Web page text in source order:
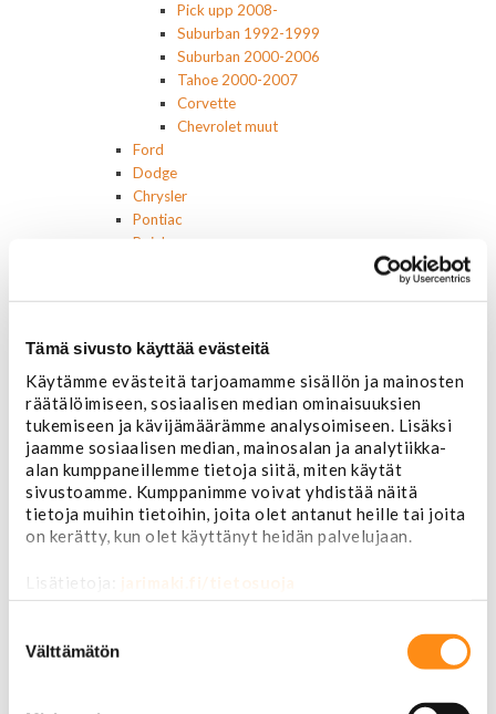
Tämä sivusto käyttää evästeitä
Käytämme evästeitä tarjoamamme sisällön ja mainosten
räätälöimiseen, sosiaalisen median ominaisuuksien
tukemiseen ja kävijämäärämme analysoimiseen. Lisäksi
jaamme sosiaalisen median, mainosalan ja analytiikka-
alan kumppaneillemme tietoja siitä, miten käytät
sivustoamme. Kumppanimme voivat yhdistää näitä
tietoja muihin tietoihin, joita olet antanut heille tai joita
on kerätty, kun olet käyttänyt heidän palvelujaan.
Lisätietoja: jarimaki.fi/tietosuoja
valinta
Välttämätön
Pick upp 2008-
Suburban 1992-1999
Suburban 2000-2006
Tahoe 2000-2007
Corvette
Chevrolet muut
Ford
Dodge
Chrysler
Pontiac
Buick
Tuulilasin pyyhkijän osat
Pyyhkijänsulat
Sivulasivisiirit ja tuuliohjaimet
Lavatarvikkeet PickUp:eihin
Lavatarvikkeet
Lavakatteet Pick Up:eihin
Renkaat ja vanteet
Renkaat ja tarvikkeet
Varapyörätelineet